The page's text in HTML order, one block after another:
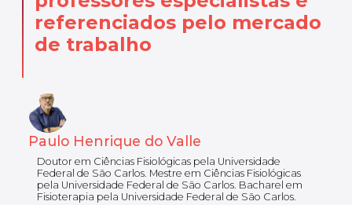
referenciados pelo mercado
de trabalho
Paulo Henrique do Valle
Doutor em Ciências Fisiológicas pela Universidade
Federal de São Carlos. Mestre em Ciências Fisiológicas
pela Universidade Federal de São Carlos. Bacharel em
Fisioterapia pela Universidade Federal de São Carlos.